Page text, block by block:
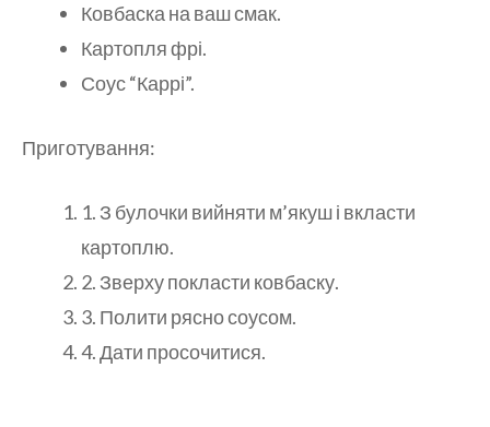
Ковбаска на ваш смак.
Картопля фрі.
Соус “Каррі”.
Приготування:
1. З булочки вийняти м’якуш і вкласти
картоплю.
2. Зверху покласти ковбаску.
3. Полити рясно соусом.
4. Дати просочитися.